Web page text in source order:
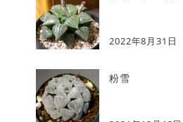
2022年8月31日
粉雪